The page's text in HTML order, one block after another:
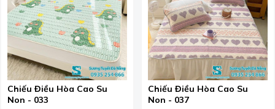
Chiếu Điều Hòa Cao Su
Non - 033
Chiếu Điều Hòa Cao Su
Non - 037